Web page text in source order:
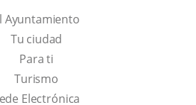
Ayuntamiento
Tu ciudad
Para ti
TurismoThis
link
Electrónica